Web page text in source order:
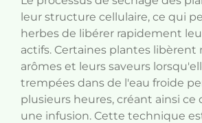
leur structure cellulaire, ce qui
herbes de libérer rapidement
actifs. Certaines plantes libèrent
arômes et leurs saveurs
trempées dans de l'eau froide
plusieurs heures, créant ainsi ce
une infusion. Cette technique